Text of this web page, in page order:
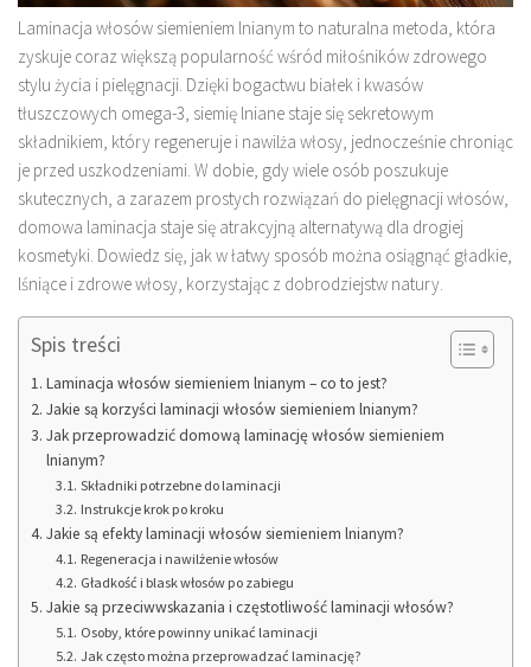
Laminacja włosów siemieniem lnianym to naturalna metoda, która
zyskuje coraz większą popularność wśród miłośników zdrowego
stylu życia i pielęgnacji. Dzięki bogactwu białek i kwasów
tłuszczowych omega-3, siemię lniane staje się sekretowym
składnikiem, który regeneruje i nawilża włosy, jednocześnie chroniąc
je przed uszkodzeniami. W dobie, gdy wiele osób poszukuje
skutecznych, a zarazem prostych rozwiązań do pielęgnacji włosów,
domowa laminacja staje się atrakcyjną alternatywą dla drogiej
kosmetyki. Dowiedz się, jak w łatwy sposób można osiągnąć gładkie,
lśniące i zdrowe włosy, korzystając z dobrodziejstw natury.
Spis treści
Laminacja włosów siemieniem lnianym – co to jest?
Jakie są korzyści laminacji włosów siemieniem lnianym?
Jak przeprowadzić domową laminację włosów siemieniem
lnianym?
Składniki potrzebne do laminacji
Instrukcje krok po kroku
Jakie są efekty laminacji włosów siemieniem lnianym?
Regeneracja i nawilżenie włosów
Gładkość i blask włosów po zabiegu
Jakie są przeciwwskazania i częstotliwość laminacji włosów?
Osoby, które powinny unikać laminacji
Jak często można przeprowadzać laminację?